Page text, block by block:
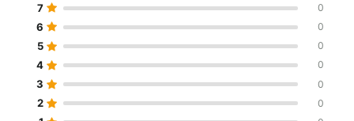
7 0
6 0
5 0
4 0
3 0
2 0